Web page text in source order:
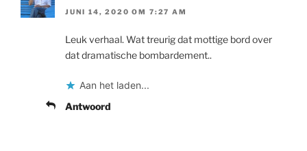
JUNI 14, 2020 OM 7:27 AM
Leuk verhaal. Wat treurig dat mottige bord over
dat dramatische bombardement..
Aan het laden...
Antwoord